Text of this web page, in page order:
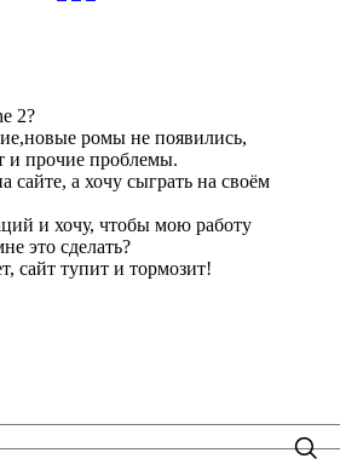
2?
ромы не появились,
и прочие проблемы.
сайте, а хочу сыграть на своём
и хочу, чтобы мою работу
это сделать?
сайт тупит и тормозит!